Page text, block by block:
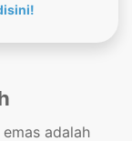
adalah